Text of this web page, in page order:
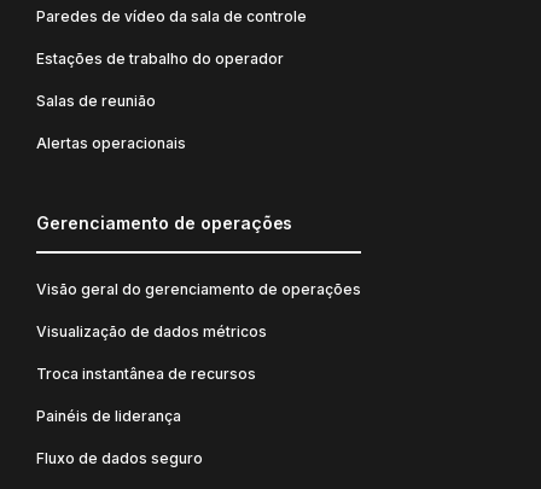
Paredes de vídeo da sala de controle
Estações de trabalho do operador
Salas de reunião
Alertas operacionais
Gerenciamento de operações
Visão geral do gerenciamento de operações
Visualização de dados métricos
Troca instantânea de recursos
Painéis de liderança
Fluxo de dados seguro